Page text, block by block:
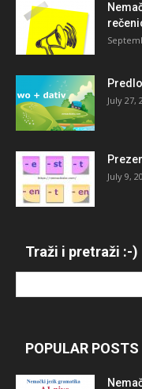
July 27,
July 9,
Traži i pretraži :-)
POPULAR POSTS